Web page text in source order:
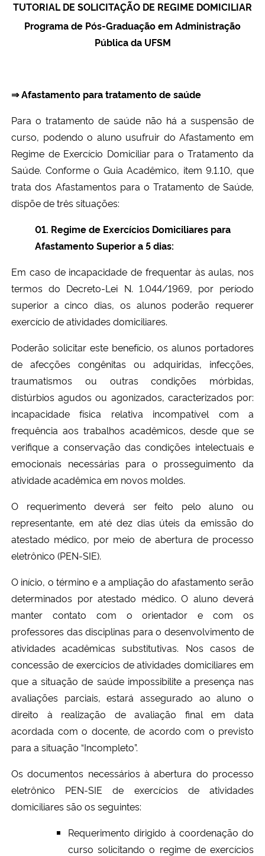
Ministério da Cidadania
Ministério da Ciência, Tecnologia, Inovações e Comunicações
Ministério do Meio Ambiente
Ministério do Turismo
Ministério do Desenvolvimento Regional
Controladoria-Geral da União
Secretaria-Geral
Secretaria de Governo
Gabinete de Segurança Institucional
Advocacia-Geral da União
Banco Central do Brasil
Planalto
TUTORIAL DE SOLICITAÇÃO DE REGIME DOMICILIAR
Programa de Pós-Graduação em Administração
Pública da UFSM
⇒ Afastamento para tratamento de saúde
Para o tratamento de saúde não há a suspensão de
curso, podendo o aluno usufruir do Afastamento em
Regime de Exercício Domiciliar para o Tratamento da
Saúde. Conforme o Guia Acadêmico, item 9.1.10, que
trata dos Afastamentos para o Tratamento de Saúde,
dispõe de três situações:
01. Regime de Exercícios Domiciliares para
Afastamento Superior a 5 dias:
Em caso de incapacidade de frequentar às aulas, nos
termos do Decreto-Lei N. 1.044/1969, por período
superior a cinco dias, os alunos poderão requerer
exercício de atividades domiciliares.
Poderão solicitar este benefício, os alunos portadores
de afecções congênitas ou adquiridas, infecções,
traumatismos ou outras condições mórbidas,
distúrbios agudos ou agonizados, caracterizados por:
incapacidade física relativa incompatível com a
frequência aos trabalhos acadêmicos, desde que se
verifique a conservação das condições intelectuais e
emocionais necessárias para o prosseguimento da
atividade acadêmica em novos moldes.
O requerimento deverá ser feito pelo aluno ou
representante, em até dez dias úteis da emissão do
atestado médico, por meio de abertura de processo
eletrônico (PEN-SIE).
O início, o término e a ampliação do afastamento serão
determinados por atestado médico. O aluno deverá
manter contato com o orientador e com os
professores das disciplinas para o desenvolvimento de
atividades acadêmicas substitutivas. Nos casos de
concessão de exercícios de atividades domiciliares em
que a situação de saúde impossibilite a presença nas
avaliações parciais, estará assegurado ao aluno o
direito à realização de avaliação final em data
acordada com o docente, de acordo com o previsto
para a situação “Incompleto”.
Os documentos necessários à abertura do processo
eletrônico PEN-SIE de exercícios de atividades
domiciliares são os seguintes:
Requerimento dirigido à coordenação do
curso solicitando o regime de exercícios